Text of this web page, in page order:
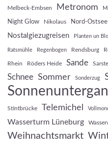
Melbeck-Embsen Metronom
Night Glow Nikolaus Nord-
Nostalgiezugreisen Planten un
Ratsmühle Regenbogen Rendsburg
Rhein Röders Heide Sande
Schnee Sommer Sonderzug
Stintbrücke Telemichel
Wasserturm Lüneburg
Weihnachtsmarkt